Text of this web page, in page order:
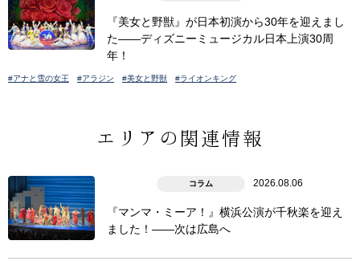
『美女と野獣』が日本初演から30年を迎えまし
た――ディズニーミュージカル日本上演30周
年！
#アナと雪の女王 #アラジン #美女と野獣 #ライオンキング
エリアの関連情報
コラム 2026.08.06
『マンマ・ミーア！』横浜公演が千秋楽を迎え
ました！――次は広島へ